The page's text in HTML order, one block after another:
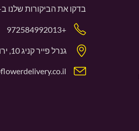
בדקו את הביקורות שלנו
+972584992013
גנרל פייר קניג 10, ירושלים, ישראל